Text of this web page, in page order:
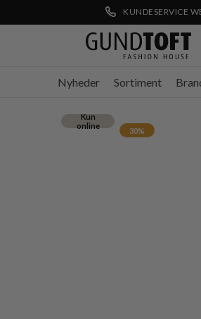
KUNDESERVICE
Nyheder Sortiment
Kun
online
30%